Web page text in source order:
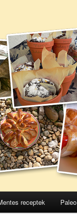
receptek Paleo